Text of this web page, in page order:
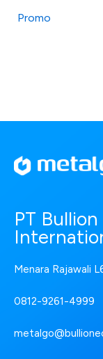
Promo
PT
Menara Rajawali
0812-9261-4999